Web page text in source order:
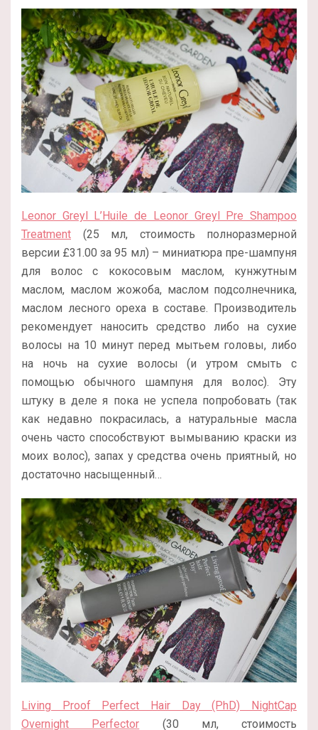
Leonor Greyl L’Huile de Leonor Greyl Pre Shampoo
Treatment (25 мл, стоимость полноразмерной
версии £31.00 за 95 мл) – миниатюра пре-шампуня
для волос с кокосовым маслом, кунжутным
маслом, маслом жожоба, маслом подсолнечника,
маслом лесного ореха в составе. Производитель
рекомендует наносить средство либо на сухие
волосы на 10 минут перед мытьем головы, либо
на ночь на сухие волосы (и утром смыть с
помощью обычного шампуня для волос). Эту
штуку в деле я пока не успела попробовать (так
как недавно покрасилась, а натуральные масла
очень часто способствуют вымыванию краски из
моих волос), запах у средства очень приятный, но
достаточно насыщенный…
Living Proof Perfect Hair Day (PhD) NightCap
Overnight Perfector (30 мл, стоимость